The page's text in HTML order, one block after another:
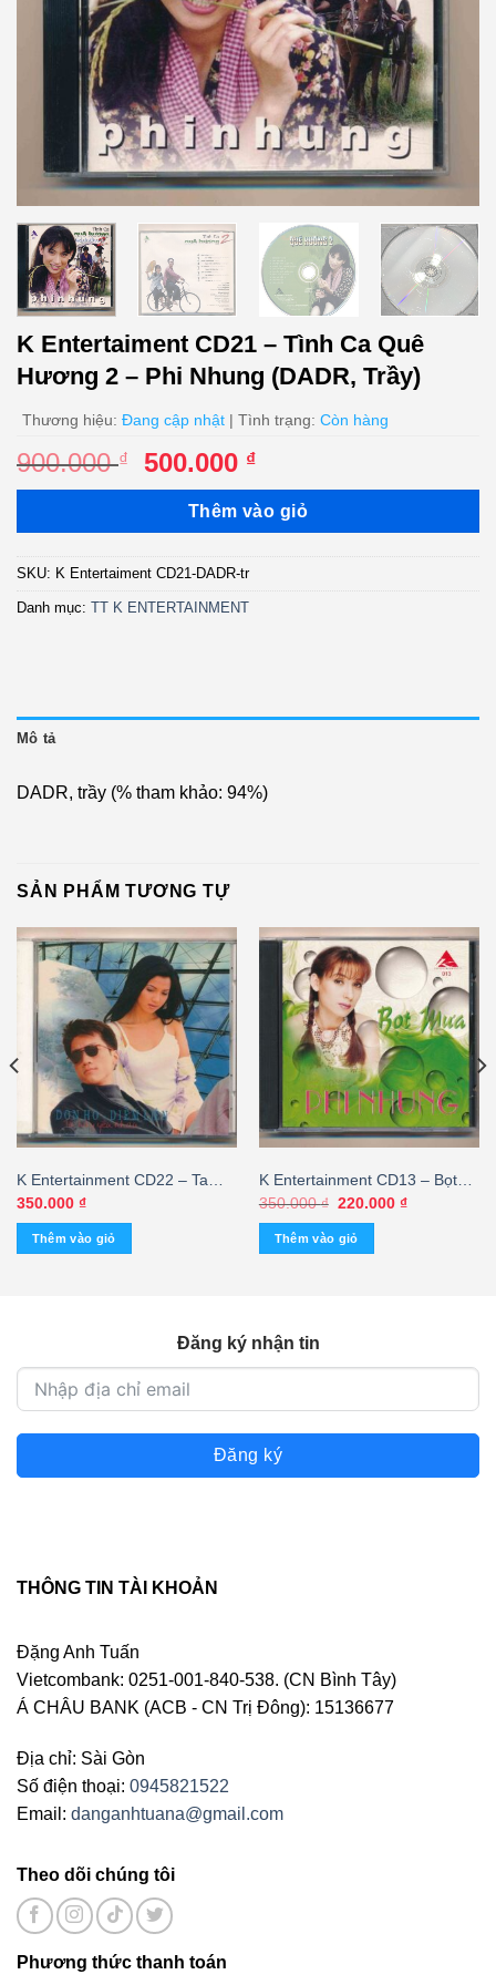
K Entertaiment CD21 – Tình Ca Quê
Hương 2 – Phi Nhung (DADR, Trầy)
Thương hiệu: Đang cập nhật | Tình trạng: Còn hàng
900.000₫
Giá
gốc
900.000 ₫.
500.000 ₫Giá
hiện
tại
là:
Thêm vào giỏ
SKU: K Entertaiment CD21-DADR-tr
Danh mục: TT K ENTERTAINMENT
Mô tả
DADR, trầy (% tham khảo: 94%)
SẢN PHẨM TƯƠNG TỰ
K Entertainment CD22 – Ta
Hãy Yêu Nhau – Don Hồ –
Diễm Liên (Nimbus)
350.000 ₫
Thêm vào giỏ
K Entertainment CD13 – Bọt
Mưa – Phi Nhung (IFPI, BÌA
SAU BỊ CẮT)
350.000₫ Giá
là:
350.000 ₫.
220.000 ₫Giá
Thêm vào giỏ
Đăng ký nhận tin
Đăng ký
THÔNG TIN TÀI KHOẢN
Đặng Anh Tuấn
Vietcombank: 0251-001-840-538. (CN Bình Tây)
Á CHÂU BANK (ACB - CN Trị Đông): 15136677
Địa chỉ: Sài Gòn
Số điện thoại: 0945821522
Email: danganhtuana@gmail.com
Theo dõi chúng tôi
Phương thức thanh toán